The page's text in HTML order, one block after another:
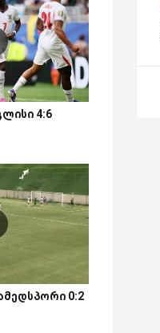
4:6
0:2